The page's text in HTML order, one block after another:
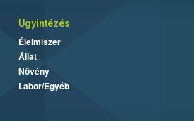
Ügyintézés
Élelmiszer
Állat
Növény
Labor/Egyéb